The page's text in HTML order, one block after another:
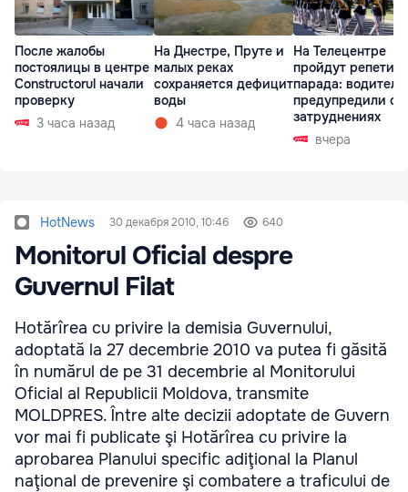
После жалобы
постоялицы в центре
Constructorul начали
проверку
3 часа назад
На Днестре, Пруте и
малых реках
сохраняется дефицит
воды
4 часа назад
На Телецентре
пройдут
парада:
предупредили о
затруднениях
вчера
HotNews 30 декабря 2010, 10:46 640
Monitorul Oficial despre
Guvernul Filat
Hotărîrea cu privire la demisia Guvernului,
adoptată la 27 decembrie 2010 va putea fi găsită
în numărul de pe 31 decembrie al Monitorului
Oficial al Republicii Moldova, transmite
MOLDPRES. Între alte decizii adoptate de Guvern
vor mai fi publicate şi Hotărîrea cu privire la
aprobarea Planului specific adiţional la Planul
naţional de prevenire şi combatere a traficului de